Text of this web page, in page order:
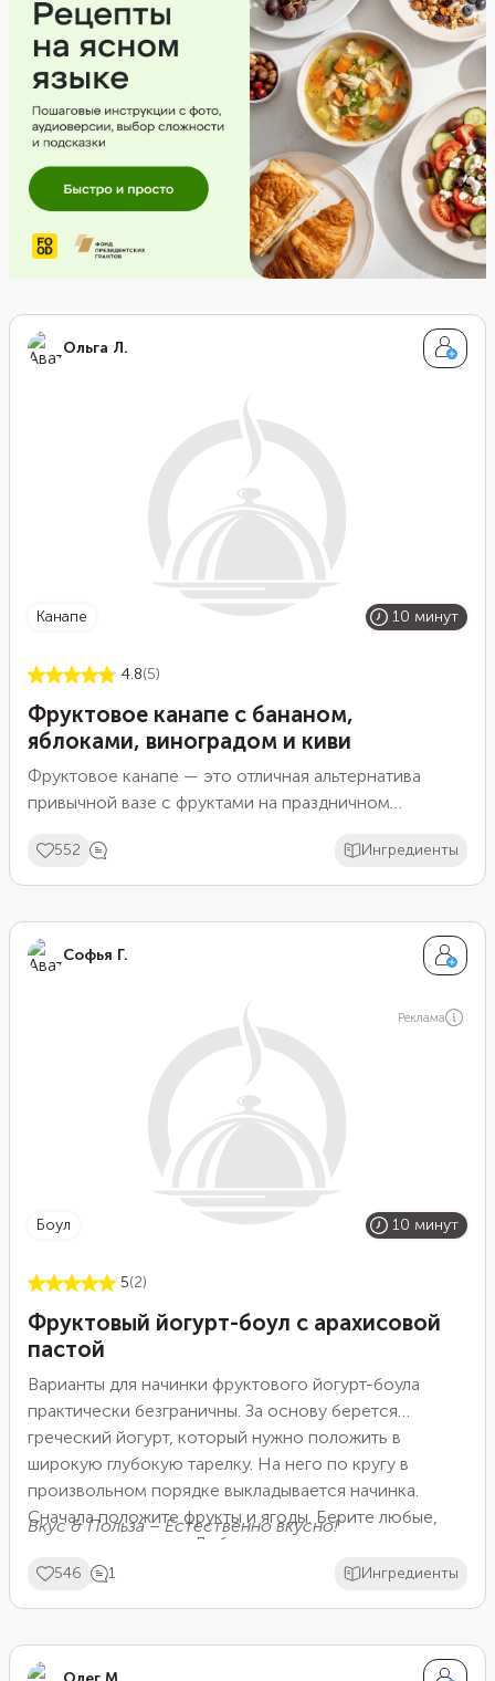
Ольга Л.
канапе 10 минут
4.8(5)
Фруктовое канапе с бананом,
яблоками, виноградом и киви
Фруктовое канапе — это отличная альтернатива
привычной вазе с фруктами на праздничном
интереснее и богаче. Нарежьте все фрукты
кусочками и просто насадите на деревянные
вашим гостям. В этом рецепте используются самые
обычные фрукты: яблоко, банан киви и виноград.
552 Ингредиенты
Софья Г.
боул 10 минут
5(2)
Фруктовый йогурт-боул с арахисовой
пастой
Варианты для начинки фруктового йогурт-боула
практически безграничны. За основу берется
греческий йогурт, который нужно положить в
широкую глубокую тарелку. На него по кругу в
произвольном порядке выкладывается начинка.
Сначала положите фрукты и ягоды. Берите любые,
какие вам нравятся. Добавьте арахисовую пасту.
Помимо вкуса и аромата она содержит множество
завершении полейте все маслом или сиропом.
Вкус & Польза – Естественно вкусно!
546 1 Ингредиенты
Реклама